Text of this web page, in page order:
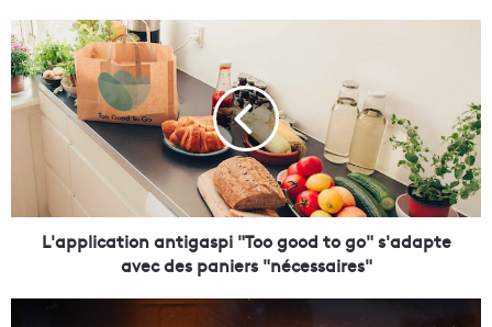
L
'
a
p
a
L'application antigaspi "Too good to go" s'adapte
avec des paniers "nécessaires"